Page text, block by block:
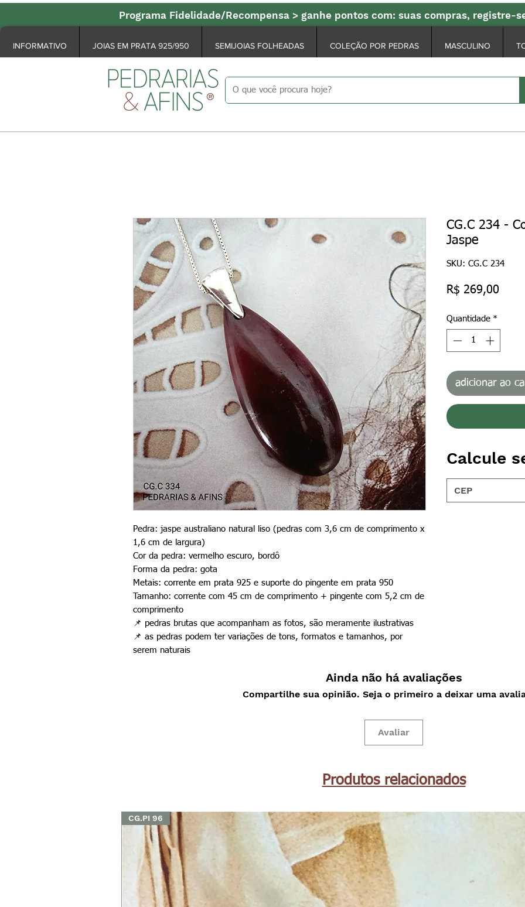
Programa Fidelidade/Recompensa > ganhe pontos com: suas compras, registre-
INFORMATIVO JOIAS EM PRATA 925/950 SEMIJOIAS FOLHEADAS COLEÇÃO POR PEDRAS MASCULINO
Pedra: jaspe australiano natural liso (pedras com 3,6 cm de comprimento x
1,6 cm de largura)
Cor da pedra: vermelho escuro, bordô
Forma da pedra: gota
Metais: corrente em prata 925 e suporte do pingente em prata 950
Tamanho: corrente com 45 cm de comprimento + pingente com 5,2 cm de
comprimento
📌 pedras brutas que acompanham as fotos, são meramente ilustrativas
📌 as pedras podem ter variações de tons, formatos e tamanhos, por
serem naturais
CG.C 234 -
Jaspe
SKU: CG.C 234
R$ 269,00Preço
Quantidade *
adicionar ao
Calcule
Ainda não há avaliações
Compartilhe sua opinião. Seja o primeiro a deixar uma
Avaliar
Produtos relacionados
CG.PI 96